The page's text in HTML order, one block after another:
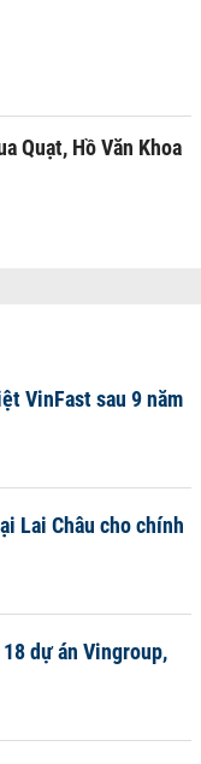
Quạt, Hồ Văn Khoa
VinFast sau 9 năm
Lai Châu cho chính
dự án Vingroup,